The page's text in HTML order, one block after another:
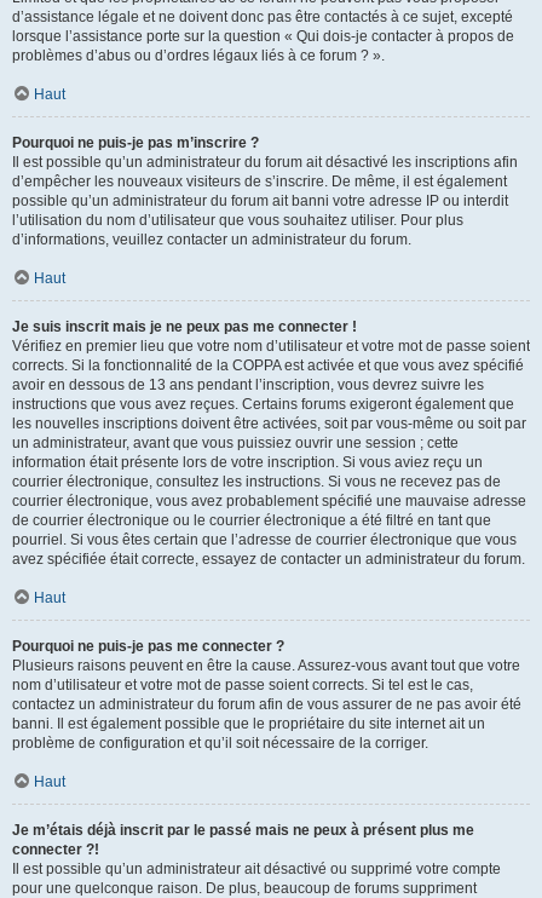
d’assistance légale et ne doivent donc pas être contactés à ce sujet, excepté
lorsque l’assistance porte sur la question « Qui dois-je contacter à propos de
problèmes d’abus ou d’ordres légaux liés à ce forum ? ».
Haut
Pourquoi ne puis-je pas m’inscrire ?
Il est possible qu’un administrateur du forum ait désactivé les inscriptions afin
d’empêcher les nouveaux visiteurs de s’inscrire. De même, il est également
possible qu’un administrateur du forum ait banni votre adresse IP ou interdit
l’utilisation du nom d’utilisateur que vous souhaitez utiliser. Pour plus
d’informations, veuillez contacter un administrateur du forum.
Haut
Je suis inscrit mais je ne peux pas me connecter !
Vérifiez en premier lieu que votre nom d’utilisateur et votre mot de passe soient
corrects. Si la fonctionnalité de la COPPA est activée et que vous avez spécifié
avoir en dessous de 13 ans pendant l’inscription, vous devrez suivre les
instructions que vous avez reçues. Certains forums exigeront également que
les nouvelles inscriptions doivent être activées, soit par vous-même ou soit par
un administrateur, avant que vous puissiez ouvrir une session ; cette
information était présente lors de votre inscription. Si vous aviez reçu un
courrier électronique, consultez les instructions. Si vous ne recevez pas de
courrier électronique, vous avez probablement spécifié une mauvaise adresse
de courrier électronique ou le courrier électronique a été filtré en tant que
pourriel. Si vous êtes certain que l’adresse de courrier électronique que vous
avez spécifiée était correcte, essayez de contacter un administrateur du forum.
Haut
Pourquoi ne puis-je pas me connecter ?
Plusieurs raisons peuvent en être la cause. Assurez-vous avant tout que votre
nom d’utilisateur et votre mot de passe soient corrects. Si tel est le cas,
contactez un administrateur du forum afin de vous assurer de ne pas avoir été
banni. Il est également possible que le propriétaire du site internet ait un
problème de configuration et qu’il soit nécessaire de la corriger.
Haut
Je m’étais déjà inscrit par le passé mais ne peux à présent plus me
connecter ?!
Il est possible qu’un administrateur ait désactivé ou supprimé votre compte
pour une quelconque raison. De plus, beaucoup de forums suppriment